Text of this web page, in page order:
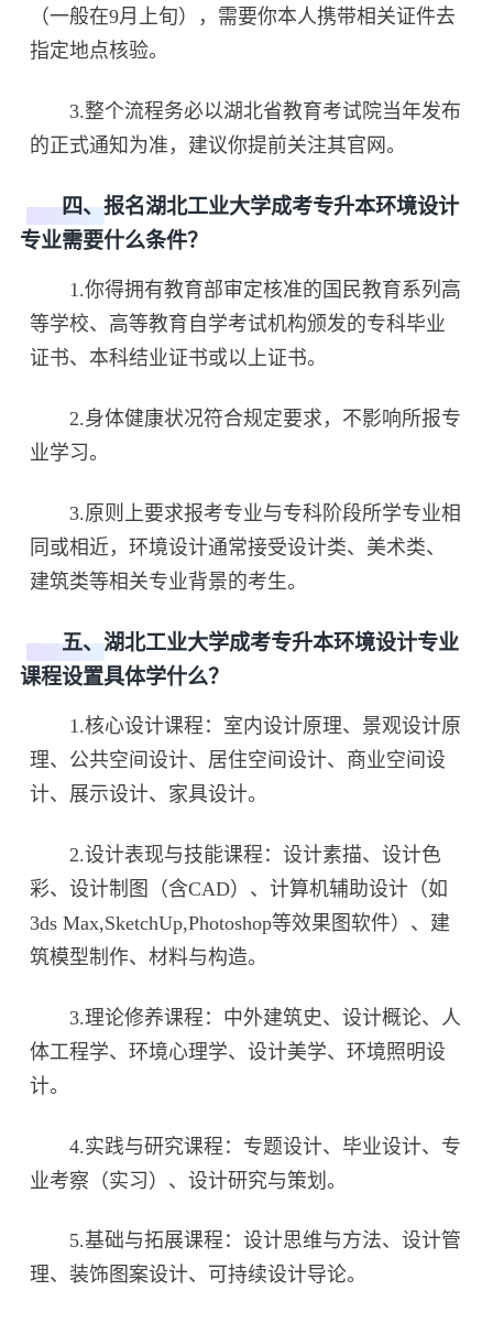
（一般在9月上旬），需要你本人携带相关证件去
指定地点核验。
3.整个流程务必以湖北省教育考试院当年发布
的正式通知为准，建议你提前关注其官网。
四、报名湖北工业大学成考专升本环境设计
专业需要什么条件？
1.你得拥有教育部审定核准的国民教育系列高
等学校、高等教育自学考试机构颁发的专科毕业
证书、本科结业证书或以上证书。
2.身体健康状况符合规定要求，不影响所报专
业学习。
3.原则上要求报考专业与专科阶段所学专业相
同或相近，环境设计通常接受设计类、美术类、
建筑类等相关专业背景的考生。
五、湖北工业大学成考专升本环境设计专业
课程设置具体学什么？
1.核心设计课程：室内设计原理、景观设计原
理、公共空间设计、居住空间设计、商业空间设
计、展示设计、家具设计。
2.设计表现与技能课程：设计素描、设计色
彩、设计制图（含CAD）、计算机辅助设计（如
3ds Max,SketchUp,Photoshop等效果图软件）、建
筑模型制作、材料与构造。
3.理论修养课程：中外建筑史、设计概论、人
体工程学、环境心理学、设计美学、环境照明设
计。
4.实践与研究课程：专题设计、毕业设计、专
业考察（实习）、设计研究与策划。
5.基础与拓展课程：设计思维与方法、设计管
理、装饰图案设计、可持续设计导论。